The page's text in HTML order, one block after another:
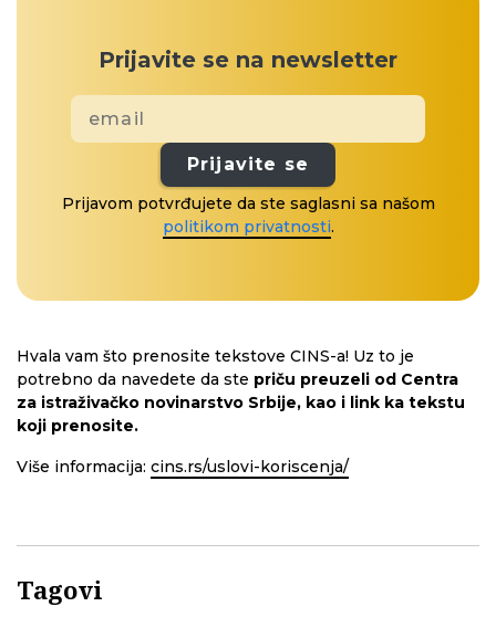
Prijavite se na newsletter
Prijavite se
Prijavom potvrđujete da ste saglasni sa našom
politikom privatnosti.
Hvala vam što prenosite tekstove CINS-a! Uz to je
potrebno da navedete da ste priču preuzeli od Centra
za istraživačko novinarstvo Srbije, kao i link ka tekstu
koji prenosite.
Više informacija: cins.rs/uslovi-koriscenja/
Tagovi